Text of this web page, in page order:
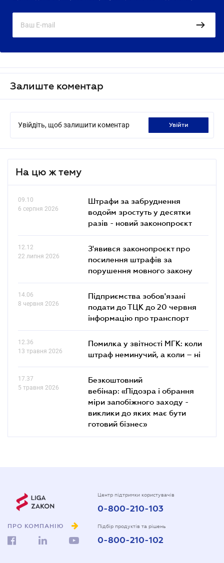
Залиште коментар
Увійдіть, щоб залишити коментар увійти
На цю ж тему
09.10
6 серпня 2026
Штрафи за забруднення
водойм зростуть у десятки
разів - новий законопроєкт
12.12
22 липня 2026
З'явився законопроєкт про
посилення штрафів за
порушення мовного закону
14.06
8 червня 2026
Підприємства зобов'язані
подати до ТЦК до 20 червня
інформацію про транспорт
12.36
13 травня 2026
Помилка у звітності МГК: коли
штраф неминучий, а коли – ні
17.37
5 травня 2026
Безкоштовний
вебінар: «Підозра і обрання
міри запобіжного заходу -
виклики до яких має бути
готовий бізнес»
ПРО КОМПАНІЮ
Центр підтримки користувачів
0-800-210-103
Підбір продуктів та рішень
0-800-210-102